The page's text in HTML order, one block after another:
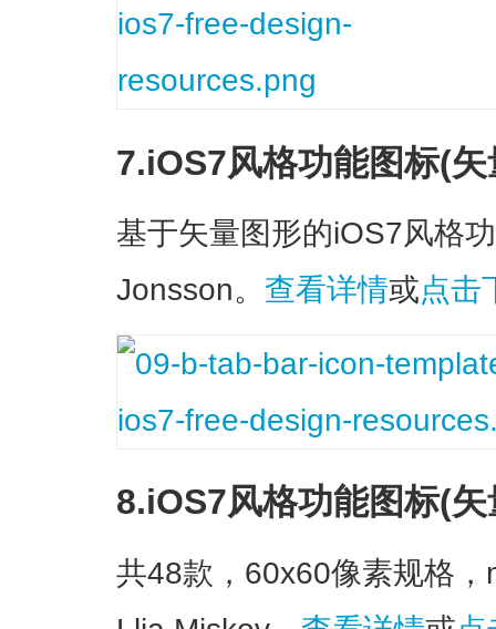
7.iOS7风格功能图标(
基于矢量图形的iOS7风格
Jonsson。 查看详情或点击
8.iOS7风格功能图标(
共48款，60x60像素规格